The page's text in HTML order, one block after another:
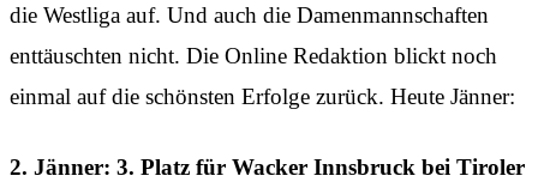
die Westliga auf. Und auch die Damenmannschaften
enttäuschten nicht. Die Online Redaktion blickt noch
einmal auf die schönsten Erfolge zurück. Heute Jänner:
2. Jänner: 3. Platz für Wacker Innsbruck bei Tiroler